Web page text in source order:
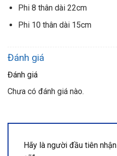
Phi 8 thân dài 22cm
Phi 10 thân dài 15cm
Đánh giá
Đánh giá
Chưa có đánh giá nào.
Hãy là người đầu tiên